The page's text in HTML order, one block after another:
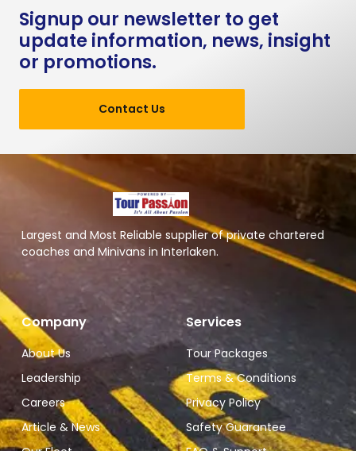
Signup our newsletter to get
update information, news, insight
or promotions.
Contact Us
Largest and Most Reliable supplier of private chartered
coaches and Minivans in Interlaken.
Company
About Us
Leadership
Careers
Article & News
Services
Tour Packages
Terms & Conditions
Privacy Policy
Safety Guarantee